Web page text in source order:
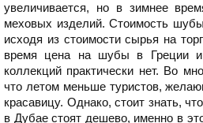
увеличивается, но в зимнее
меховых изделий. Стоимость
исходя из стоимости сырья на
время цена на шубы в Греции
коллекций практически нет. Во
что летом меньше туристов,
красавицу. Однако, стоит знать,
в Дубае стоят дешево, именно в